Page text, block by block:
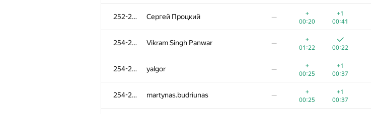
252-253 Сергей Процкий —
+
00:20
+1
00:41
254-258 Vikram Singh Panwar —
+
01:22
00:22
254-258 yalgor —
+
00:25
+1
00:37
254-258 martynas.budriunas —
+
00:25
+1
00:37